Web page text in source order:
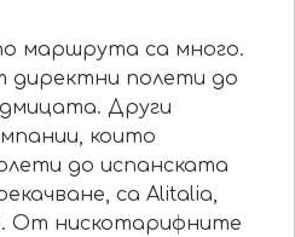
маршрута са много.
директни полети до
Други
които
до испанската
са Alitalia,
От нискотарифните